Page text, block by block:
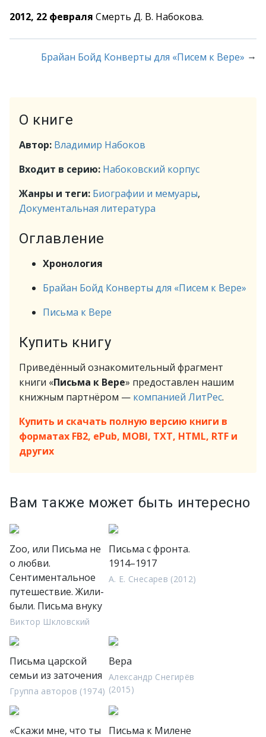
2012, 22 февраля Смерть Д. В. Набокова.
Брайан Бойд Конверты для «Писем к Вере» →
О книге
Автор: Владимир Набоков
Входит в серию: Набоковский корпус
Жанры и теги: Биографии и мемуары,
Документальная литература
Оглавление
Хронология
Брайан Бойд Конверты для «Писем к Вере»
Письма к Вере
Купить книгу
Приведённый ознакомительный фрагмент
книги «Письма к Вере» предоставлен нашим
книжным партнёром — компанией ЛитРес.
Купить и скачать полную версию книги в
форматах FB2, ePub, MOBI, TXT, HTML, RTF и
других
Вам также может быть интересно
Zoo, или Письма не
о любви.
Сентиментальное
путешествие. Жили-
были. Письма внуку
Виктор Шкловский
Письма с фронта.
1914–1917
А. Е. Снесарев (2012)
Письма царской
семьи из заточения
Группа авторов (1974)
Вера
Александр Снегирёв
(2015)
«Скажи мне, что ты Письма к Милене